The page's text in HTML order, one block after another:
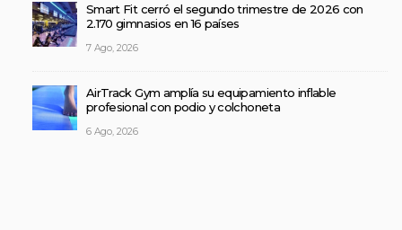
Smart Fit cerró el segundo trimestre de 2026 con
2.170 gimnasios en 16 países
7 Ago, 2026
AirTrack Gym amplía su equipamiento inflable
profesional con podio y colchoneta
6 Ago, 2026